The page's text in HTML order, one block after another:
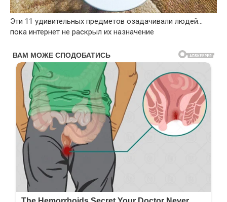
Эти 11 удивительных предметов озадачивали людей…
пока интернет не раскрыл их назначение